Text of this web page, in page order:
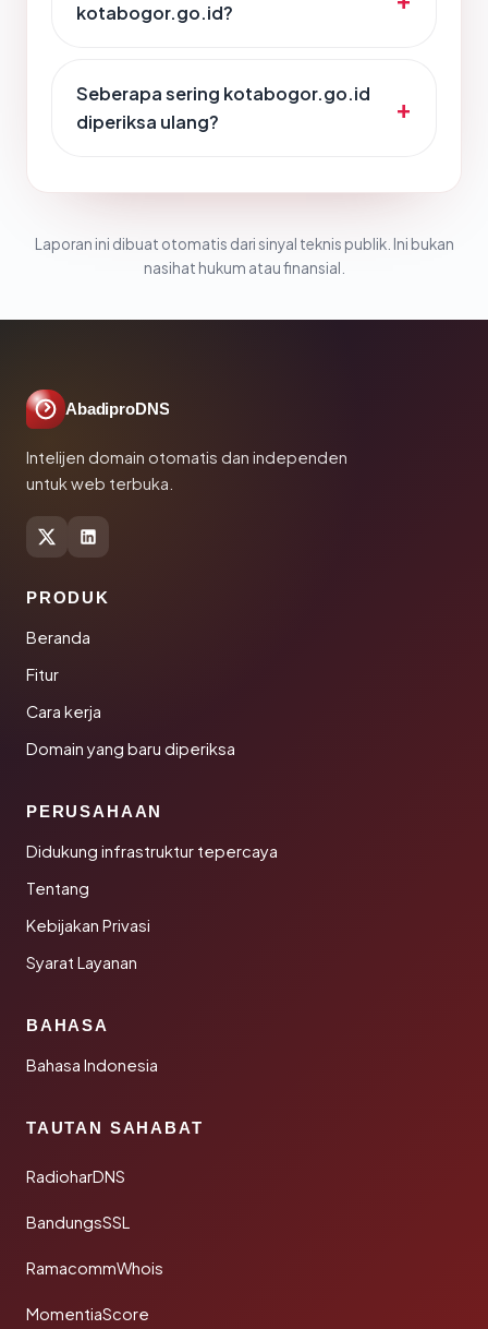
kotabogor.go.id?
Seberapa sering kotabogor.go.id
diperiksa ulang?
Laporan ini dibuat otomatis dari sinyal teknis publik. Ini bukan
nasihat hukum atau finansial.
AbadiproDNS
Intelijen domain otomatis dan independen
untuk web terbuka.
PRODUK
Beranda
Fitur
Cara kerja
Domain yang baru diperiksa
PERUSAHAAN
Didukung infrastruktur tepercaya
Tentang
Kebijakan Privasi
Syarat Layanan
BAHASA
Bahasa Indonesia
TAUTAN SAHABAT
RadioharDNS
BandungsSSL
RamacommWhois
MomentiaScore